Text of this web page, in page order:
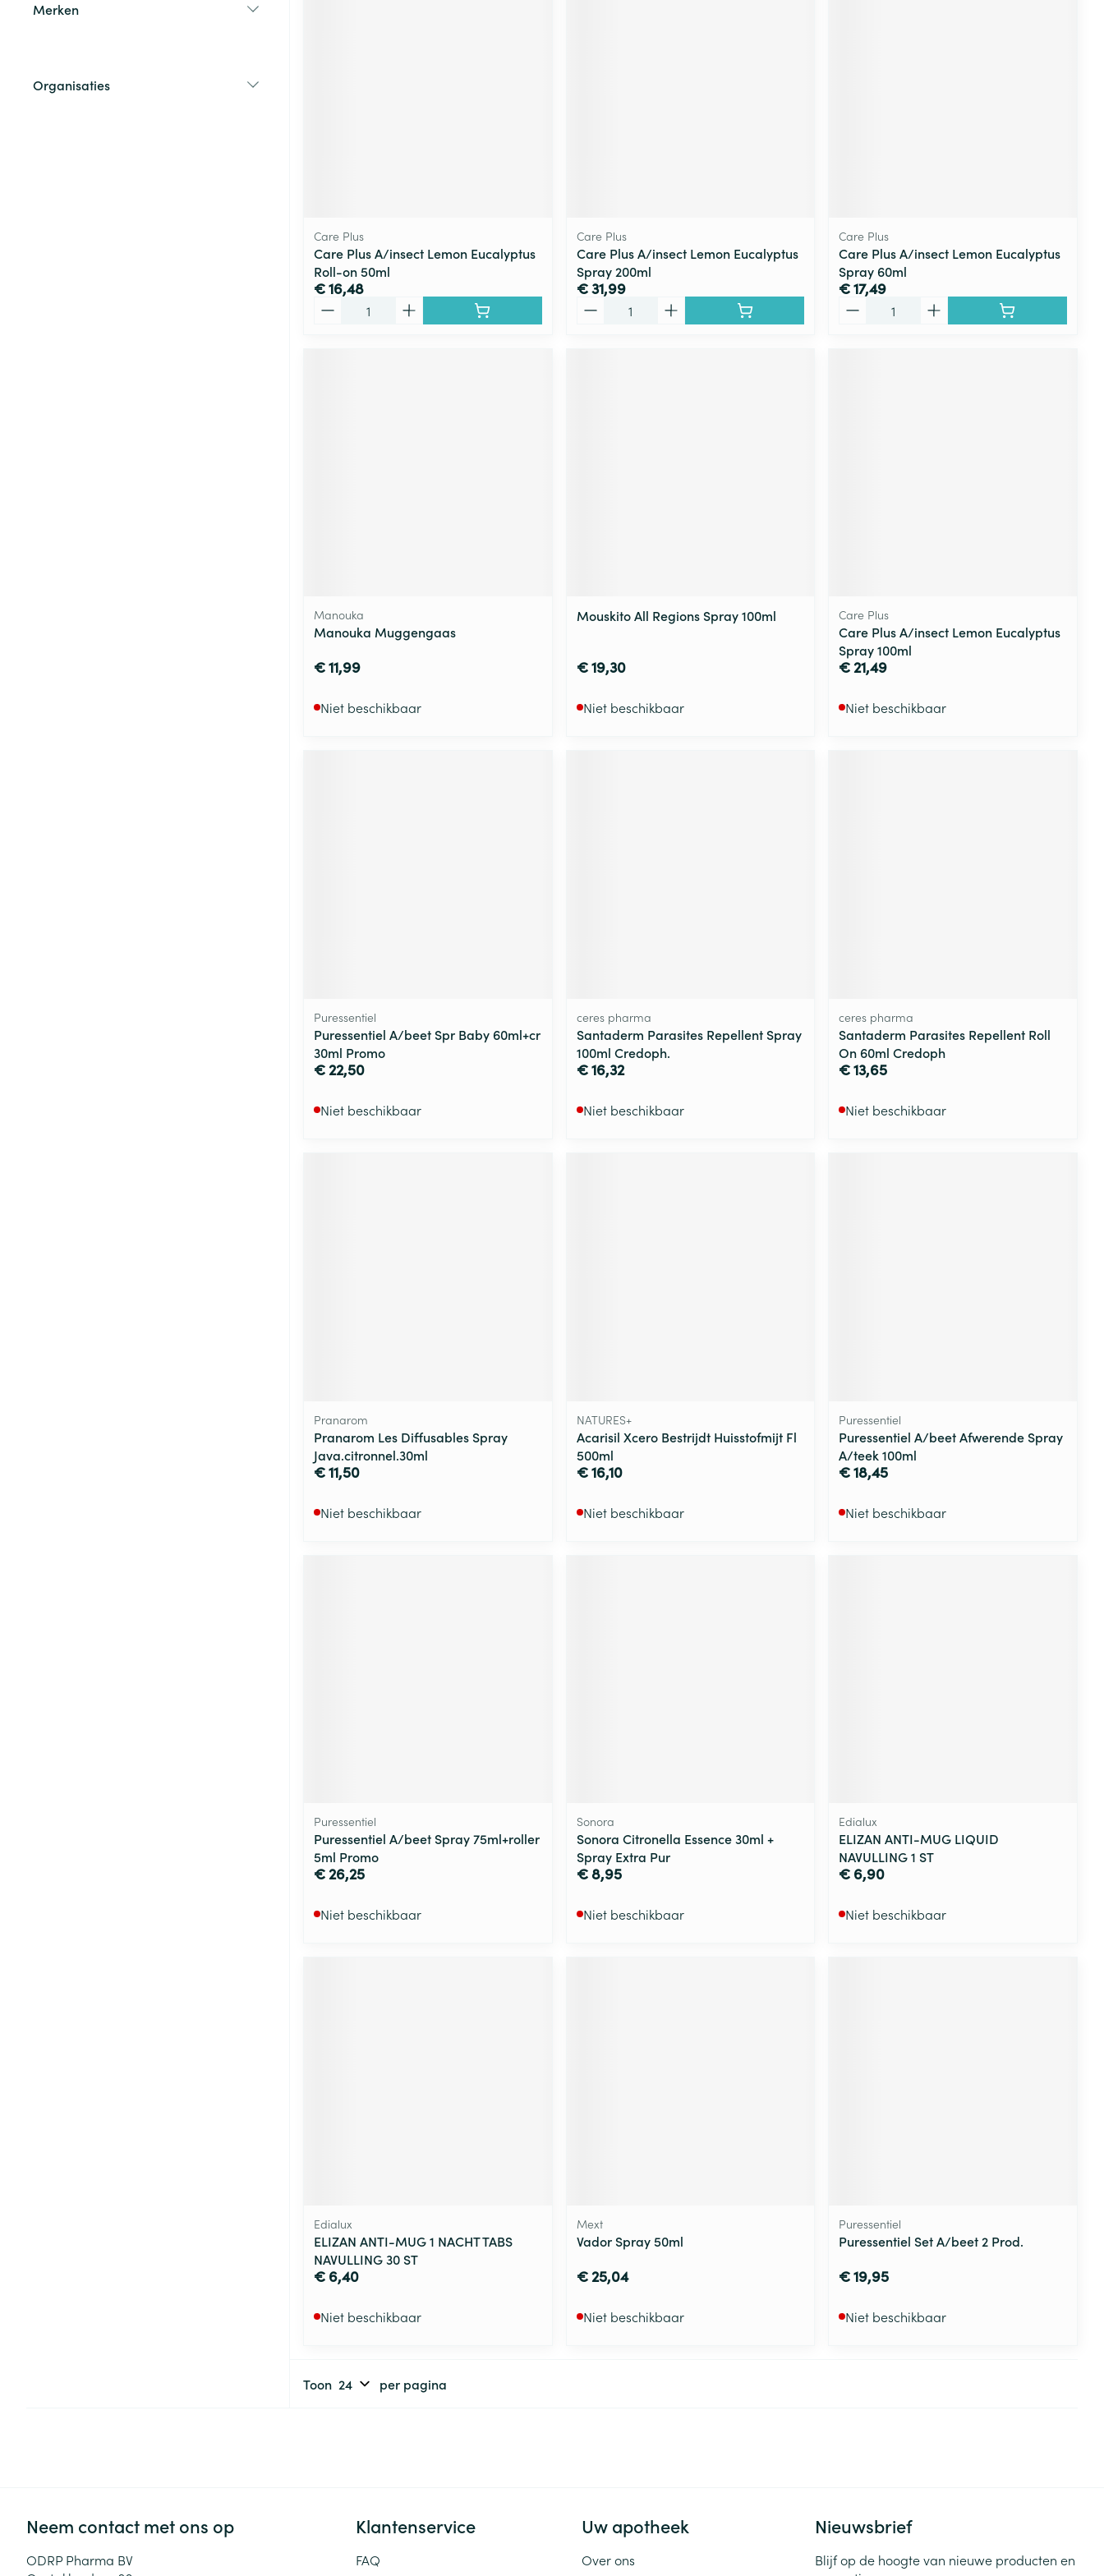
Merken
Organisaties
Care Plus
Care Plus A/insect Lemon Eucalyptus
Roll-on 50ml
€ 16,48
Care Plus
Care Plus A/insect Lemon Eucalyptus
Spray 200ml
€ 31,99
Care Plus
Care Plus A/insect Lemon Eucalyptus
Spray 60ml
€ 17,49
Manouka
Manouka Muggengaas
€ 11,99
Niet beschikbaar
Mouskito All Regions Spray 100ml
€ 19,30
Niet beschikbaar
Care Plus
Care Plus A/insect Lemon Eucalyptus
Spray 100ml
€ 21,49
Niet beschikbaar
Puressentiel
Puressentiel A/beet Spr Baby 60ml+cr
30ml Promo
€ 22,50
Niet beschikbaar
ceres pharma
Santaderm Parasites Repellent Spray
100ml Credoph.
€ 16,32
Niet beschikbaar
ceres pharma
Santaderm Parasites Repellent Roll
On 60ml Credoph
€ 13,65
Niet beschikbaar
Pranarom
Pranarom Les Diffusables Spray
Java.citronnel.30ml
€ 11,50
Niet beschikbaar
NATURES+
Acarisil Xcero Bestrijdt Huisstofmijt Fl
500ml
€ 16,10
Niet beschikbaar
Puressentiel
Puressentiel A/beet Afwerende Spray
A/teek 100ml
€ 18,45
Niet beschikbaar
Puressentiel
Puressentiel A/beet Spray 75ml+roller
5ml Promo
€ 26,25
Niet beschikbaar
Sonora
Sonora Citronella Essence 30ml +
Spray Extra Pur
€ 8,95
Niet beschikbaar
Edialux
ELIZAN ANTI-MUG LIQUID
NAVULLING 1 ST
€ 6,90
Niet beschikbaar
Edialux
ELIZAN ANTI-MUG 1 NACHT TABS
NAVULLING 30 ST
€ 6,40
Niet beschikbaar
Mext
Vador Spray 50ml
€ 25,04
Niet beschikbaar
Puressentiel
Puressentiel Set A/beet 2 Prod.
€ 19,95
Niet beschikbaar
Toon per pagina
Neem contact met ons op
ODRP Pharma BV
Klantenservice
FAQ
Uw apotheek
Over ons
Nieuwsbrief
Blijf op de hoogte van nieuwe producten en